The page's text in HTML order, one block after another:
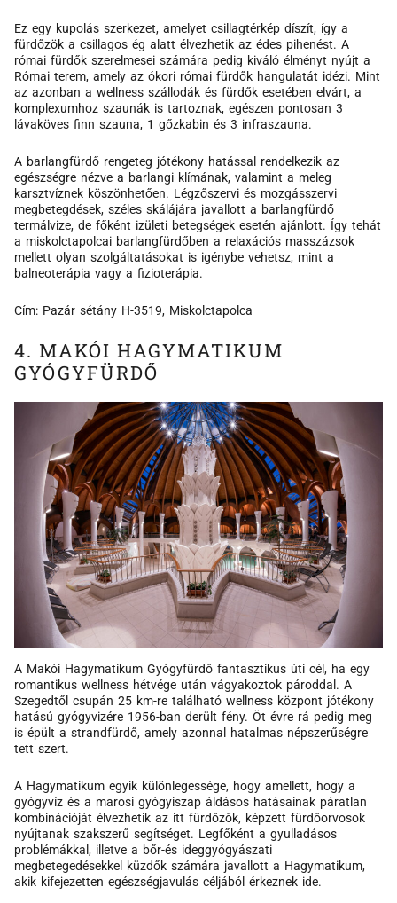
Ez egy kupolás szerkezet, amelyet csillagtérkép díszít, így a
fürdőzök a csillagos ég alatt élvezhetik az édes pihenést. A
római fürdők szerelmesei számára pedig kiváló élményt nyújt a
Római terem, amely az ókori római fürdők hangulatát idézi. Mint
az azonban a wellness szállodák és fürdők esetében elvárt, a
komplexumhoz szaunák is tartoznak, egészen pontosan 3
lávaköves finn szauna, 1 gőzkabin és 3 infraszauna.
A barlangfürdő rengeteg jótékony hatással rendelkezik az
egészségre nézve a barlangi klímának, valamint a meleg
karsztvíznek köszönhetően. Légzőszervi és mozgásszervi
megbetegdések, széles skálájára javallott a barlangfürdő
termálvize, de főként izületi betegségek esetén ajánlott. Így tehát
a miskolctapolcai barlangfürdőben a relaxációs masszázsok
mellett olyan szolgáltatásokat is igénybe vehetsz, mint a
balneoterápia vagy a fizioterápia.
Cím: Pazár sétány H-3519, Miskolctapolca
4. MAKÓI HAGYMATIKUM
GYÓGYFÜRDŐ
A Makói Hagymatikum Gyógyfürdő fantasztikus úti cél, ha egy
romantikus wellness hétvége után vágyakoztok pároddal. A
Szegedtől csupán 25 km-re található wellness központ jótékony
hatású gyógyvizére 1956-ban derült fény. Öt évre rá pedig meg
is épült a strandfürdő, amely azonnal hatalmas népszerűségre
tett szert.
A Hagymatikum egyik különlegessége, hogy amellett, hogy a
gyógyvíz és a marosi gyógyiszap áldásos hatásainak páratlan
kombinációját élvezhetik az itt fürdőzők, képzett fürdőorvosok
nyújtanak szakszerű segítséget. Legfőként a gyulladásos
problémákkal, illetve a bőr-és ideggyógyászati
megbetegedésekkel küzdők számára javallott a Hagymatikum,
akik kifejezetten egészségjavulás céljából érkeznek ide.